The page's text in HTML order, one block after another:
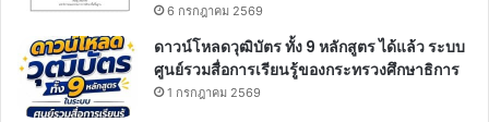
6 กรกฎาคม 2569
ดาวน์โหลดวุฒิบัตร ทั้ง 9 หลักสูตร ได้แล้ว ระบบ
ศูนย์รวมสื่อการเรียนรู้ของกระทรวงศึกษาธิการ
1 กรกฎาคม 2569